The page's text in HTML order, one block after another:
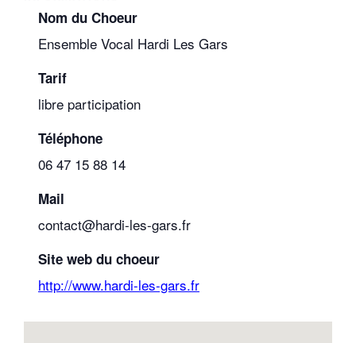
Nom du Choeur
Ensemble Vocal Hardi Les Gars
Tarif
libre participation
Téléphone
06 47 15 88 14
Mail
contact@hardi-les-gars.fr
Site web du choeur
http://www.hardi-les-gars.fr